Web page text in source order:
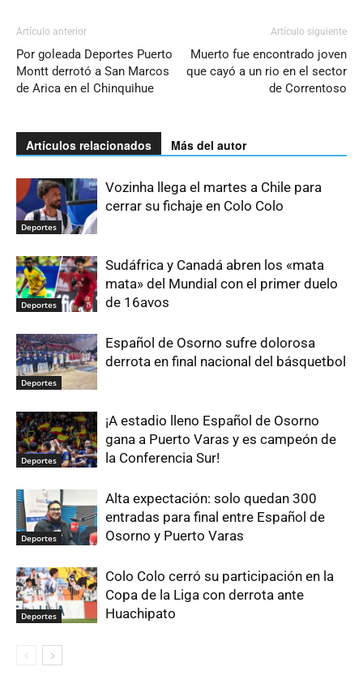
Artículo anterior
Por goleada Deportes Puerto
Montt derrotó a San Marcos
de Arica en el Chinquihue
Artículo siguiente
Muerto fue encontrado joven
que cayó a un rio en el sector
de Correntoso
Artículos relacionados Más del autor
Deportes
Vozinha llega el martes a Chile para
cerrar su fichaje en Colo Colo
Deportes
Sudáfrica y Canadá abren los «mata
mata» del Mundial con el primer duelo
de 16avos
Deportes
Español de Osorno sufre dolorosa
derrota en final nacional del básquetbol
Deportes
¡A estadio lleno Español de Osorno
gana a Puerto Varas y es campeón de
la Conferencia Sur!
Deportes
Alta expectación: solo quedan 300
entradas para final entre Español de
Osorno y Puerto Varas
Deportes
Colo Colo cerró su participación en la
Copa de la Liga con derrota ante
Huachipato